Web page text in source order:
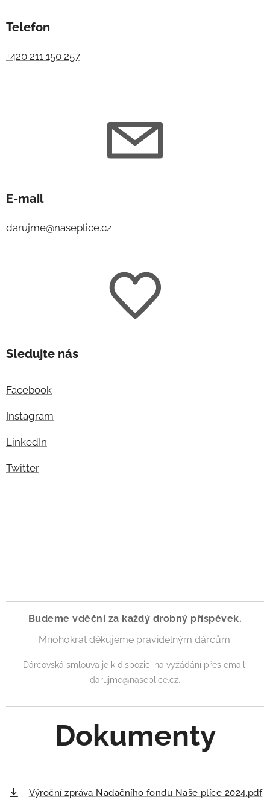
Telefon
+420 211 150 257
E-mail
darujme@naseplice.cz
Sledujte nás
Facebook
Instagram
LinkedIn
Twitter
Budeme vděčni za každý drobný příspěvek.
Mnohokrát děkujeme pravidelným dárcům.
Dárcovská smlouva je k dispozici na vyžádání přes email:
darujme@naseplice.cz.
Dokumenty
Výroční zpráva Nadačního fondu Naše plíce 2024.pdf